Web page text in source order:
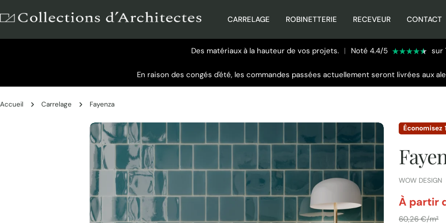
au
CARRELAGE ROBINETTERIE RECEVEUR CONTACT
Des matériaux à la hauteur de vos projets. | Noté 4.4/5 sur
En raison des congés d'été, les commandes passées actuellement seront livrées aux
Accueil Carrelage Fayenza
Passer
aux
informations
sur
le
produit
Économisez
FOURNISSEUR:
WOW DESIGN
Prix
par
À partir
60,26 €/m²